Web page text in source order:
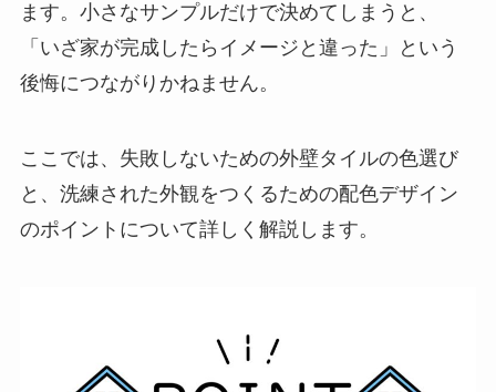
ます。小さなサンプルだけで決めてしまうと、
「いざ家が完成したらイメージと違った」という
後悔につながりかねません。
ここでは、失敗しないための外壁タイルの色選び
と、洗練された外観をつくるための配色デザイン
のポイントについて詳しく解説します。